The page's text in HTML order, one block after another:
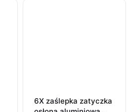
6X zaślepka zatyczka